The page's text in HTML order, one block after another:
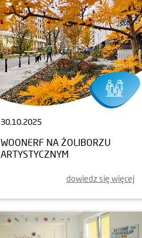
30.10.2025
WOONERF NA ŻOLIBORZU
ARTYSTYCZNYM
dowiedz się więcej